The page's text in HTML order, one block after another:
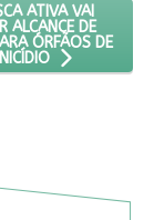
A RECONHECER O
ARTIGO: DF:
ATIVA VAI
ALCANCE DE
ÓRFÃOS DE